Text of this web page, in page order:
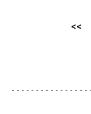
<<